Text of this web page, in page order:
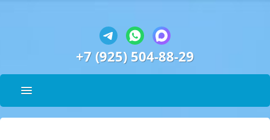
+7 (925) 504-88-29